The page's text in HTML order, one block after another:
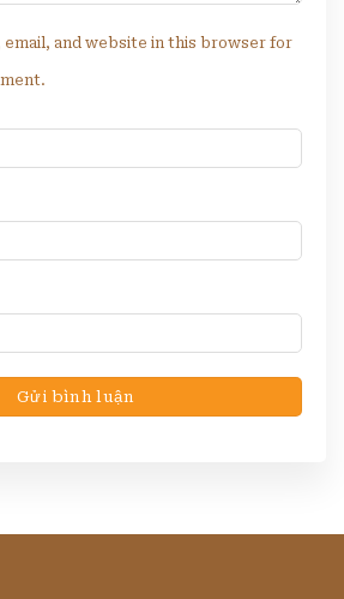
email, and website in this browser for